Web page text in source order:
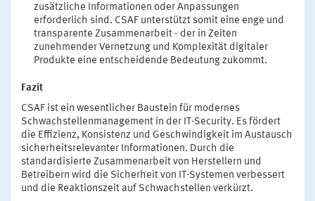
zusätzliche Informationen oder Anpassungen
erforderlich sind. CSAF unterstützt somit eine enge und
transparente Zusammenarbeit - der in Zeiten
zunehmender Vernetzung und Komplexität digitaler
Produkte eine entscheidende Bedeutung zukommt.
Fazit
CSAF ist ein wesentlicher Baustein für modernes
Schwachstellenmanagement in der IT-Security. Es fördert
die Effizienz, Konsistenz und Geschwindigkeit im Austausch
sicherheitsrelevanter Informationen. Durch die
standardisierte Zusammenarbeit von Herstellern und
Betreibern wird die Sicherheit von IT-Systemen verbessert
und die Reaktionszeit auf Schwachstellen verkürzt.